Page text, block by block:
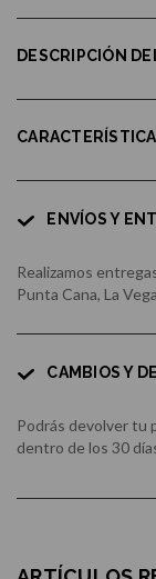
DESCRIPCIÓN
ENVÍOS Y
Realizamos
Punta Cana, La
CAMBIOS Y
Podrás devolver tu
dentro de los 30